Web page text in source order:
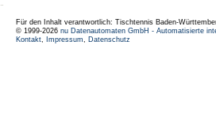
Für den Inhalt verantwortlich: Tischtennis Baden-
© 1999-2026 nu Datenautomaten GmbH - Automatisierte
Kontakt, Impressum, Datenschutz